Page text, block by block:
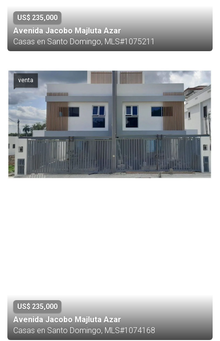
US$ 235,000
Avenida Jacobo Majluta Azar
Casas en Santo Domingo, MLS#1075211
venta
US$ 235,000
Avenida Jacobo Majluta Azar
Casas en Santo Domingo, MLS#1074168